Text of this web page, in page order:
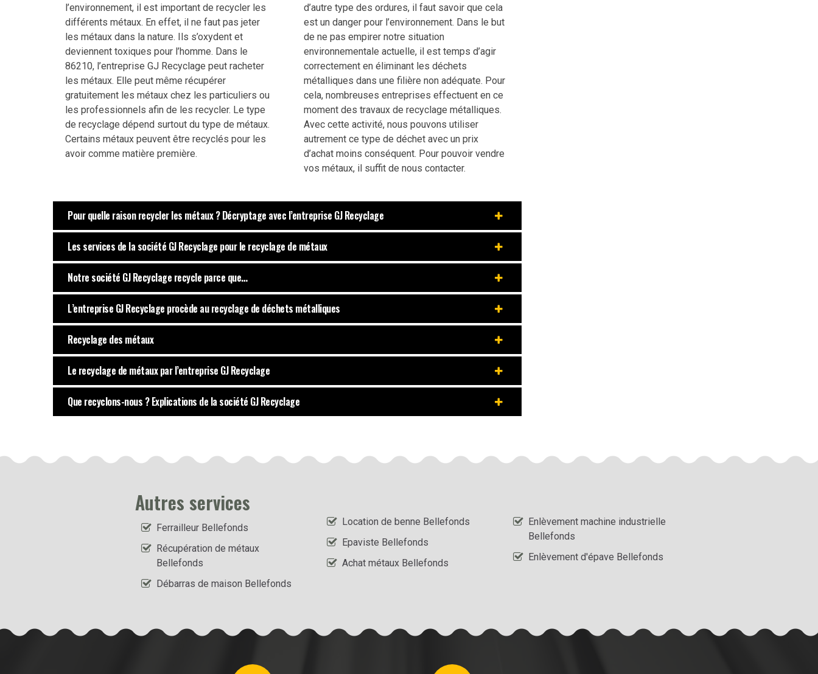
l’environnement, il est important de recycler les
différents métaux. En effet, il ne faut pas jeter
les métaux dans la nature. Ils s’oxydent et
deviennent toxiques pour l’homme. Dans le
86210, l’entreprise GJ Recyclage peut racheter
les métaux. Elle peut même récupérer
gratuitement les métaux chez les particuliers ou
les professionnels afin de les recycler. Le type
de recyclage dépend surtout du type de métaux.
Certains métaux peuvent être recyclés pour les
avoir comme matière première.
d’autre type des ordures, il faut savoir que cela
est un danger pour l’environnement. Dans le but
de ne pas empirer notre situation
environnementale actuelle, il est temps d’agir
correctement en éliminant les déchets
métalliques dans une filière non adéquate. Pour
cela, nombreuses entreprises effectuent en ce
moment des travaux de recyclage métalliques.
Avec cette activité, nous pouvons utiliser
autrement ce type de déchet avec un prix
d’achat moins conséquent. Pour pouvoir vendre
vos métaux, il suffit de nous contacter.
Pour quelle raison recycler les métaux ? Décryptage avec l’entreprise GJ Recyclage
Les services de la société GJ Recyclage pour le recyclage de métaux
Notre société GJ Recyclage recycle parce que…
L’entreprise GJ Recyclage procède au recyclage de déchets métalliques
Recyclage des métaux
Le recyclage de métaux par l’entreprise GJ Recyclage
Que recyclons-nous ? Explications de la société GJ Recyclage
Autres services
Ferrailleur Bellefonds
Récupération de métaux
Bellefonds
Débarras de maison Bellefonds
Location de benne Bellefonds
Epaviste Bellefonds
Achat métaux Bellefonds
Enlèvement machine industrielle
Bellefonds
Enlèvement d'épave Bellefonds